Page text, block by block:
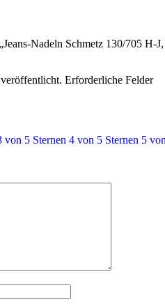
Nadeln Schmetz 130/705 H-J,
Erforderliche Felder
von 5 Sternen 4 von 5 Sternen 5